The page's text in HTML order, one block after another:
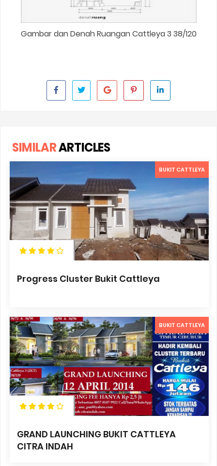
Gambar dan Denah Ruangan Cattleya 3 38/120
SIMILARARTICLES
BUKIT CATTLEYA
Progress Cluster Bukit Cattleya
BUKIT CATTLEYA
GRAND LAUNCHING BUKIT CATTLEYA
CITRA INDAH